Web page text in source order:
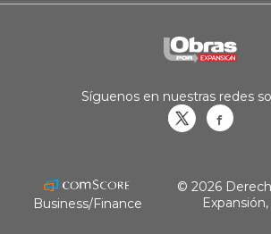
Síguenos en nuestras redes
Business/Finance
© 2026
Expansión,